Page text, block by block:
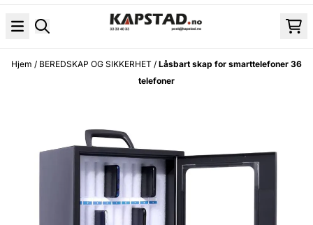
Hjem / BEREDSKAP OG SIKKERHET / Låsbart skap for smarttelefoner 36
telefoner